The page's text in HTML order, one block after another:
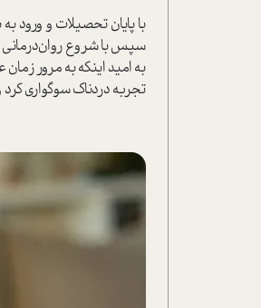
با پایان تحصیلات و ورود
سپس با شروع
به‌ امید اینکه به مرور زمان
تجربه دردناک سوگواری